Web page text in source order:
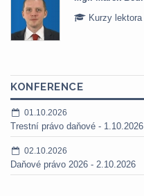
Kurzy lektora
KONFERENCE
01.10.2026
Trestní právo daňové - 1.10.2026
02.10.2026
Daňové právo 2026 - 2.10.2026